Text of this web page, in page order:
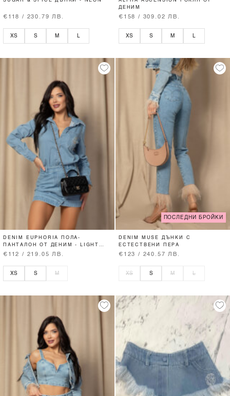
€118 / 230.79 ЛВ.
XS S M L
ДЕНИМ
€158 / 309.02 ЛВ.
XS S M L
DENIM EUPHORIA ПОЛА-
ПАНТАЛОН ОТ ДЕНИМ - LIGHT
BLUE
€112 / 219.05 ЛВ.
XS S M
ПОСЛЕДНИ БРОЙКИ
DENIM MUSE ДЪНКИ С
ЕСТЕСТВЕНИ ПЕРА
€123 / 240.57 ЛВ.
XS S M L